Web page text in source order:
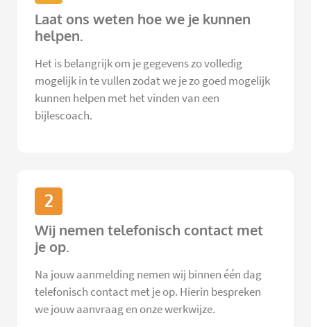
Laat ons weten hoe we je kunnen
helpen.
Het is belangrijk om je gegevens zo volledig
mogelijk in te vullen zodat we je zo goed mogelijk
kunnen helpen met het vinden van een
bijlescoach.
2
Wij nemen telefonisch contact met
je op.
Na jouw aanmelding nemen wij binnen één dag
telefonisch contact met je op. Hierin bespreken
we jouw aanvraag en onze werkwijze.